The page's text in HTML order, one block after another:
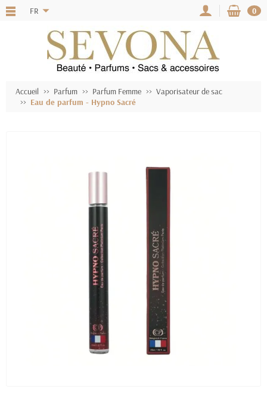
FR 0
Accueil Parfum Parfum Femme
Vaporisateur de sac
Eau de parfum - Hypno Sacré